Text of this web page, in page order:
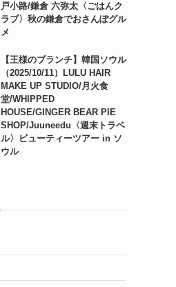
戸小路/鎌倉 六弥太〈ごはんク
ラブ〉秋の鎌倉でおさんぽグル
メ
【王様のブランチ】韓国ソウル
（2025/10/11）LULU HAIR
MAKE UP STUDIO/月火食
堂/WHIPPED
HOUSE/GINGER BEAR PIE
SHOP/Juuneedu〈週末トラベ
ル〉ビューティーツアー in ソ
ウル